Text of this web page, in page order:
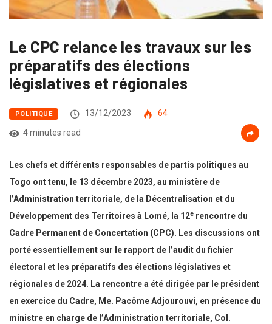
Le CPC relance les travaux sur les
préparatifs des élections
législatives et régionales
POLITIQUE 13/12/2023
64
4 minutes read
Les chefs et différents responsables de partis politiques au
Togo ont tenu, le 13 décembre 2023, au ministère de
l’Administration territoriale, de la Décentralisation et du
Développement des Territoires à Lomé, la 12e rencontre du
Cadre Permanent de Concertation (CPC). Les discussions ont
porté essentiellement sur le rapport de l’audit du fichier
électoral et les préparatifs des élections législatives et
régionales de 2024. La rencontre a été dirigée par le président
en exercice du Cadre, Me. Pacôme Adjourouvi, en présence du
ministre en charge de l’Administration territoriale, Col.